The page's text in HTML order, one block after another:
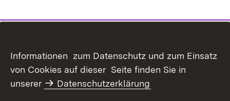
Barrierefreiheit
Benutzungshinweise
Impressum
Informationen zum Datenschutz und zum Einsatz
von Cookies auf dieser Seite finden Sie in
unserer
Datenschutzerklärung